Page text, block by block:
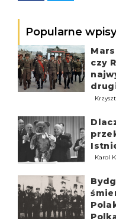
Popularne wpisy
czy
Karol